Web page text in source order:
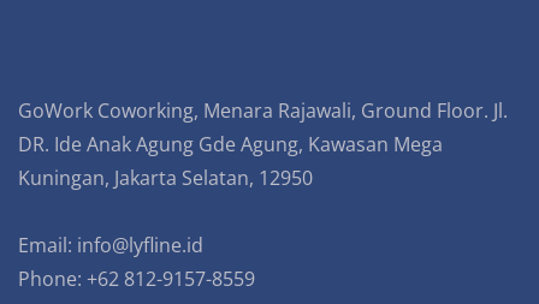
GoWork Coworking, Menara Rajawali, Ground Floor. Jl.
DR. Ide Anak Agung Gde Agung, Kawasan Mega
Kuningan, Jakarta Selatan, 12950
Email: info@lyfline.id
Phone: +62 812-9157-8559